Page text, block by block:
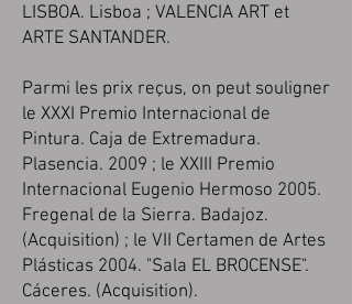
LISBOA. Lisboa ; VALENCIA ART et
ARTE SANTANDER.
Parmi les prix reçus, on peut souligner
le XXXI Premio Internacional de
Pintura. Caja de Extremadura.
Plasencia. 2009 ; le XXIII Premio
Internacional Eugenio Hermoso 2005.
Fregenal de la Sierra. Badajoz.
(Acquisition) ; le VII Certamen de Artes
Plásticas 2004. "Sala EL BROCENSE".
Cáceres. (Acquisition).